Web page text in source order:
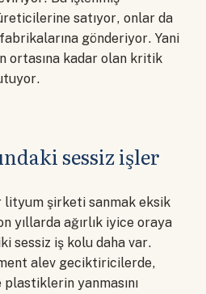
satıyor, onlar da
gönderiyor. Yani
ortasına kadar olan kritik
sessiz işler
lityum şirketi sanmak eksik
yıllarda ağırlık iyice oraya
sessiz iş kolu daha var.
alev geciktiricilerde,
yanmasını